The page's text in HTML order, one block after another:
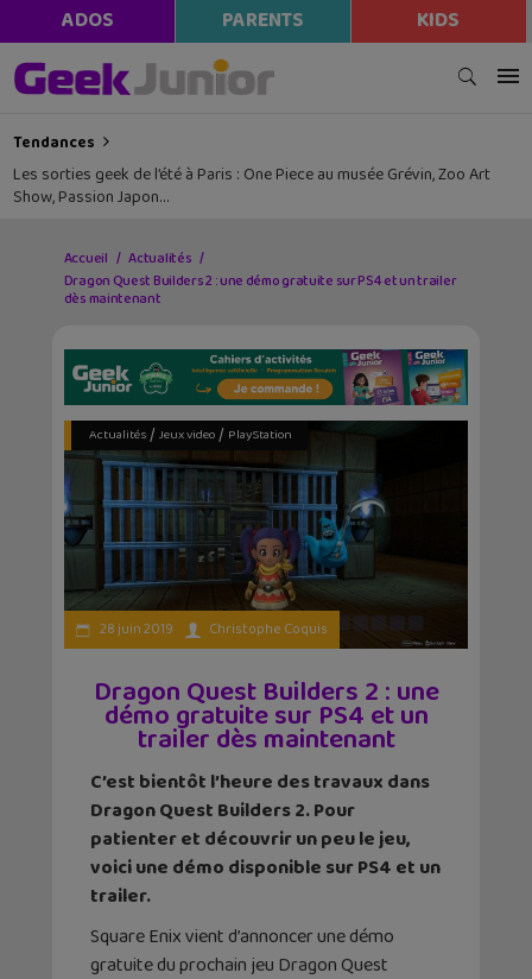
ADOS PARENTS KIDS
Tendances
Les sorties geek de l’été à Paris : One Piece au musée Grévin, Zoo Art
Show, Passion Japon…
Accueil
Actualités
Dragon Quest Builders 2 : une démo gratuite sur PS4 et un trailer
dès maintenant
Actualités/ Jeux video/ PlayStation
28 juin 2019 Christophe Coquis
Dragon Quest Builders 2 : une
démo gratuite sur PS4 et un
trailer dès maintenant
C’est bientôt l’heure des travaux dans
Dragon Quest Builders 2. Pour
patienter et découvrir un peu le jeu,
voici une démo disponible sur PS4 et un
trailer.
Square Enix vient d’annoncer une démo
gratuite du prochain jeu Dragon Quest